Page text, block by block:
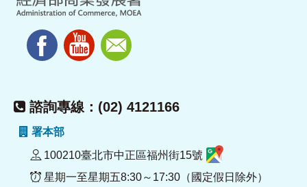
諮詢專線：(02) 4121166
署本部
100210臺北市中正區福州街15號
星期一至星期五8:30～17:30（國定假日除外）